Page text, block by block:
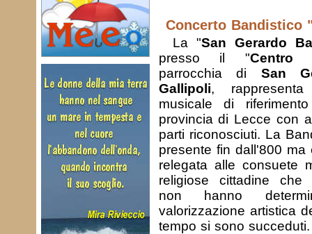
Concerto Bandistico
La "San Gerardo
presso il "Centro
parrocchia di San
Gallipoli,
musicale di
provincia di Lecce con
parti riconosciuti. La
presente fin dall'800
relegata alle consuete
religiose cittadine che
non hanno
valorizzazione artistica
tempo si sono succeduti.